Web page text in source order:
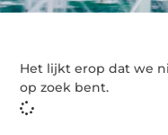
Het lijkt erop dat we
op zoek bent.